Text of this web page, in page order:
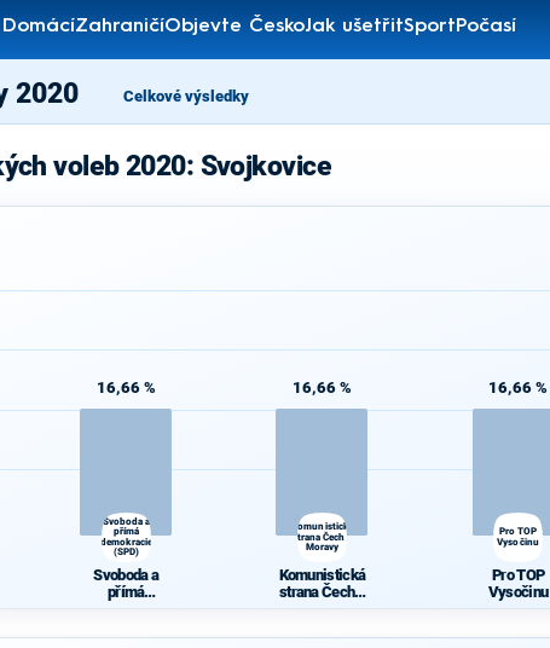
DomácíZahraničíObjevte ČeskoJak ušetřitSportPočasí
Pořady
2020 Celkové výsledky
voleb 2020: Svojkovice
16,66 %
Svoboda a
přímá
demokracie
(SPD)
Svoboda a
přímá
16,66 %
Komunistická
strana Čech a
Moravy
Komunistická
strana Čech a
16,66 %
Pro TOP
Vysočinu
Pro TOP
Vysočinu